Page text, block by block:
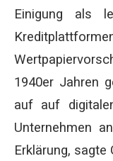
Einigung als
1940er Jahren
auf auf
Unternehmen
Erklärung, sagte